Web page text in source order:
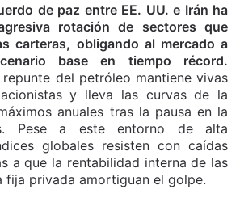
de paz entre EE. UU. e Irán ha
rotación de sectores que
carteras, obligando al mercado a
base en tiempo récord.
del petróleo mantiene vivas
y lleva las curvas de la
anuales tras la pausa en la
Pese a este entorno de alta
globales resisten con caídas
a que la rentabilidad interna de las
fija privada amortiguan el golpe.